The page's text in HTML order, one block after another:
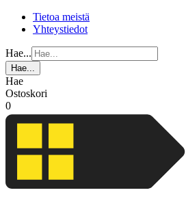
Tietoa meistä
Yhteystiedot
Hae...
Hae...
Hae
Ostoskori
0